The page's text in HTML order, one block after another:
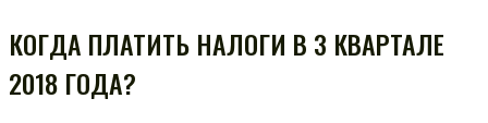
КОГДА ПЛАТИТЬ НАЛОГИ В 3 КВАРТАЛЕ
2018 ГОДА?